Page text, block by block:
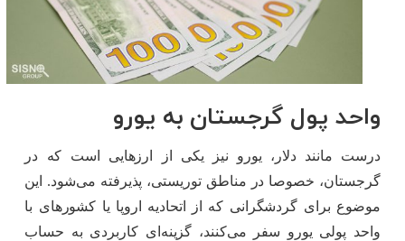
واحد پول گرجستان به یورو
درست مانند دلار، یورو نیز یکی از ارزهایی است که در
گرجستان، خصوصا در مناطق توریستی، پذیرفته می‌شود. این
موضوع برای گردشگرانی که از اتحادیه اروپا یا کشورهای با
واحد پولی یورو سفر می‌کنند، گزینه‌ای کاربردی به حساب